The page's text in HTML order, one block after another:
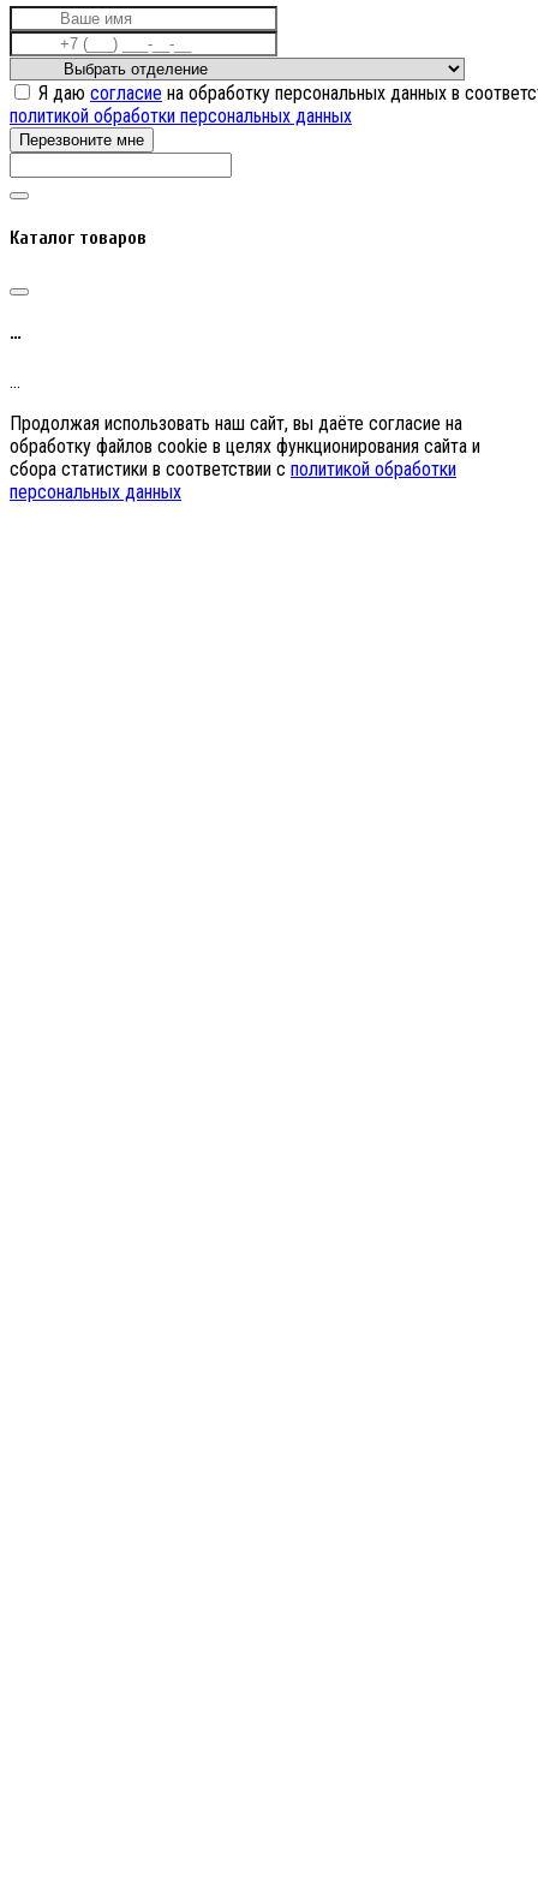
Я даю согласие на обработку персональных данных в
политикой обработки персональных данных
Перезвоните мне
Каталог товаров
…
…
Продолжая использовать наш сайт, вы даёте согласие на
обработку файлов cookie в целях функционирования сайта и
сбора статистики в соответствии с политикой обработки
персональных данных